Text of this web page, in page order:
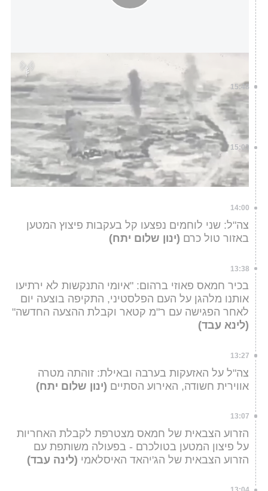
דובר צה"ל
15:48
הפלסטינים טוענים: עשרות נעצרו בפעילות של כוחות
צה"ל בטול כרם(ניר מגנזי)
15:03
דיווח: מסתערבים חטפו אנשי חמאס ברצועת עזה
בימים האחרונים (לינה עבד)
14:00
צה"ל: שני לוחמים נפצעו קל בעקבות פיצוץ המטען
באזור טול כרם (ינון שלום יתח)
13:38
בכיר חמאס פאוזי ברהום: "איומי התנקשות לא ירתיעו
אותנו מלהגן על העם הפלסטיני, התקיפה בוצעה יום
לאחר הפגישה עם ר"מ קטאר וקבלת ההצעה החדשה"
(לינא עבד)
13:27
צה"ל על האזעקות בערבה ובאילת: זוהתה מטרה
אווירית חשודה, האירוע הסתיים (ינון שלום יתח)
13:07
הזרוע הצבאית של חמאס מצטרפת לקבלת האחריות
על פיצון המטען בטולכרם - בפעולה משותפת עם
הזרוע הצבאית של הג'יהאד האיסלאמי (לינה עבד)